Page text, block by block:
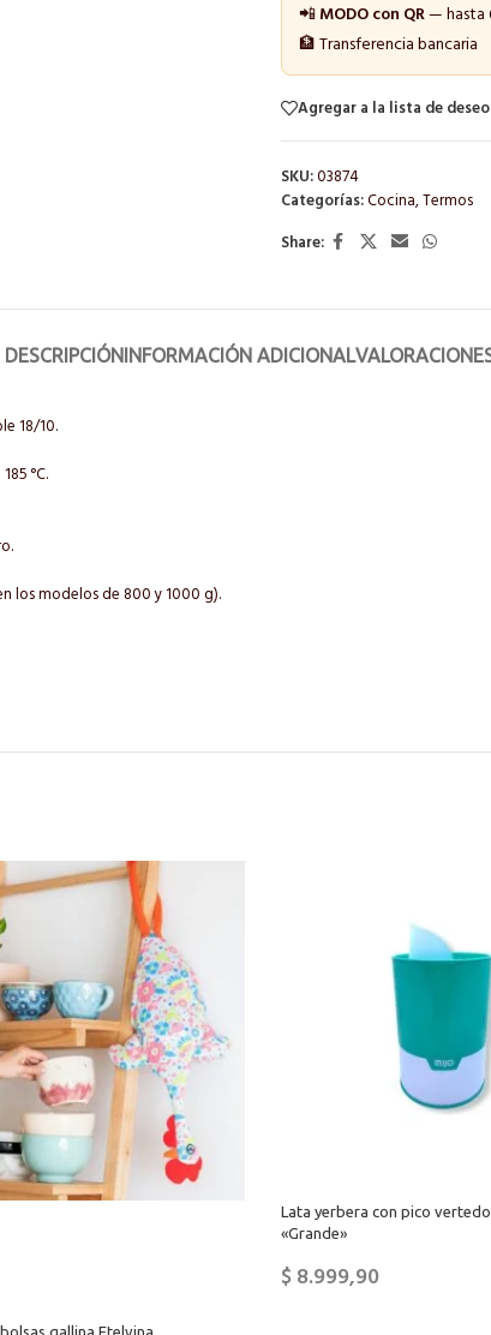
📲MODO con QR— hasta
🏦 Transferencia bancaria
Agregar a la lista de
SKU:03874
Categorías:Cocina,Termos
Share:
DESCRIPCIÓNINFORMACIÓN ADICIONAL
18/10.
°C.
los modelos de 800 y 1000 g).
gallina Etelvina
Lata yerbera con pico
«Grande»
$8.999,90